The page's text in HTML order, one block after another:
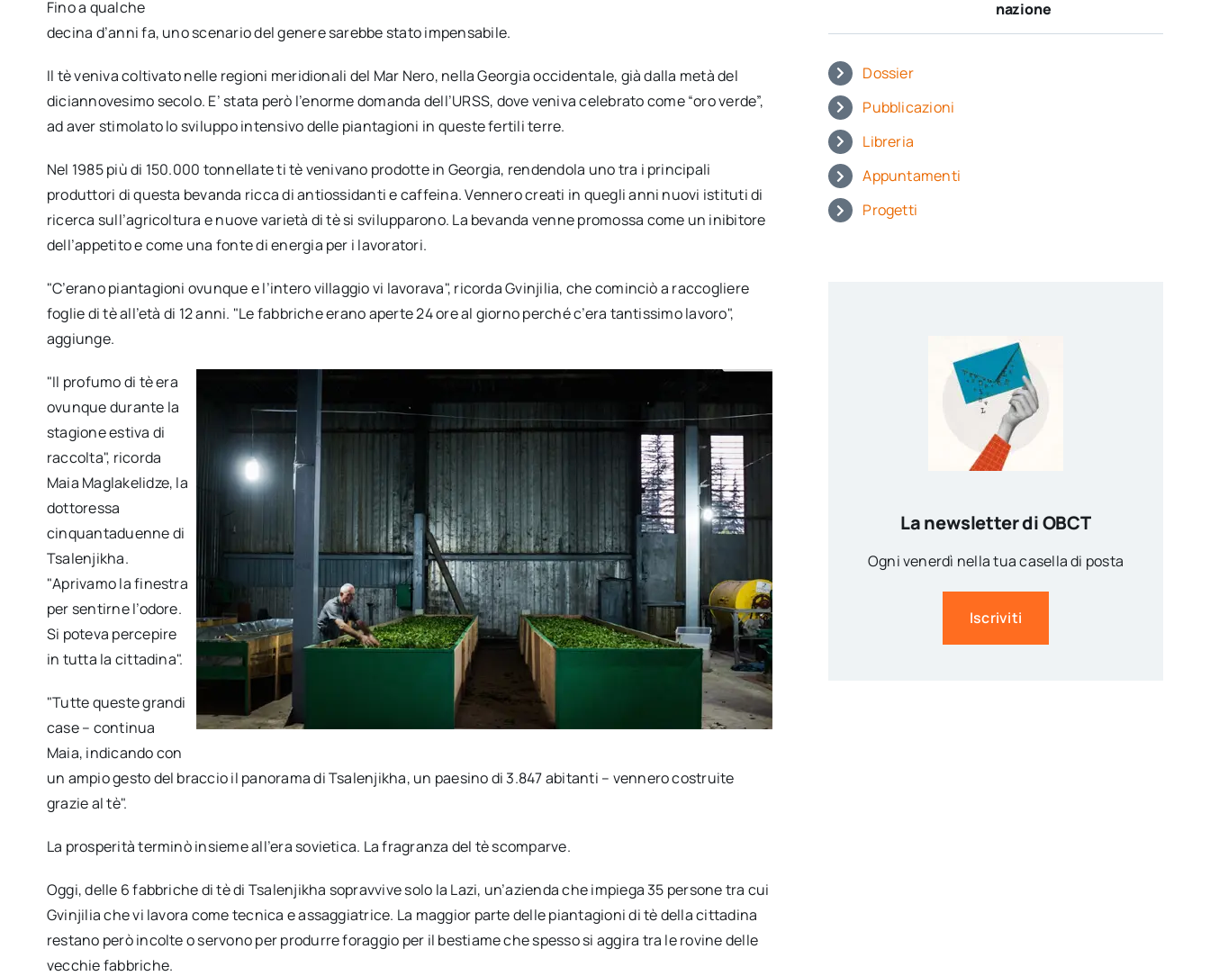
Fino a qualche
decina d’anni fa, uno scenario del genere sarebbe stato impensabile.
Il tè veniva coltivato nelle regioni meridionali del Mar Nero, nella Georgia occidentale, già dalla metà del
diciannovesimo secolo. E’ stata però l’enorme domanda dell’URSS, dove veniva celebrato come “oro verde”,
ad aver stimolato lo sviluppo intensivo delle piantagioni in queste fertili terre.
Nel 1985 più di 150.000 tonnellate ti tè venivano prodotte in Georgia, rendendola uno tra i principali
produttori di questa bevanda ricca di antiossidanti e caffeina. Vennero creati in quegli anni nuovi istituti di
ricerca sull’agricoltura e nuove varietà di tè si svilupparono. La bevanda venne promossa come un inibitore
dell’appetito e come una fonte di energia per i lavoratori.
"C’erano piantagioni ovunque e l’intero villaggio vi lavorava", ricorda Gvinjilia, che cominciò a raccogliere
foglie di tè all’età di 12 anni. "Le fabbriche erano aperte 24 ore al giorno perché c’era tantissimo lavoro",
aggiunge.
"Il profumo di tè era
ovunque durante la
stagione estiva di
raccolta", ricorda
Maia Maglakelidze, la
dottoressa
cinquantaduenne di
Tsalenjikha.
"Aprivamo la finestra
per sentirne l’odore.
Si poteva percepire
in tutta la cittadina".
"Tutte queste grandi
case – continua
Maia, indicando con
un ampio gesto del braccio il panorama di Tsalenjikha, un paesino di 3.847 abitanti – vennero costruite
grazie al tè".
La prosperità terminò insieme all’era sovietica. La fragranza del tè scomparve.
Oggi, delle 6 fabbriche di tè di Tsalenjikha sopravvive solo la Lazi, un’azienda che impiega 35 persone tra cui
Gvinjilia che vi lavora come tecnica e assaggiatrice. La maggior parte delle piantagioni di tè della cittadina
restano però incolte o servono per produrre foraggio per il bestiame che spesso si aggira tra le rovine delle
vecchie fabbriche.
nazione
Dossier
Pubblicazioni
Libreria
Appuntamenti
Progetti
La newsletter di OBCT
Ogni venerdì nella tua casella di posta
Iscriviti